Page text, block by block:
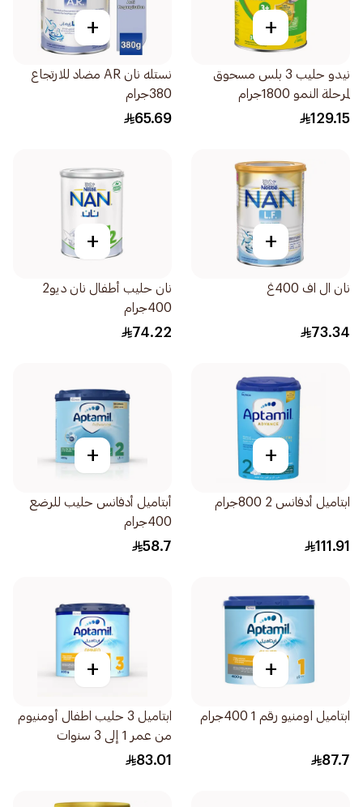
+
نيدو حليب 3 بلس مسحوق
لمرحلة النمو 1800جرام
129.15
+
نستله نان AR مضاد للارتجاع
380جرام
65.69
+
نان ال اف 400غ
73.34
+
نان حليب أطفال نان ديو2
400جرام
74.22
+
ابتاميل أدفانس 2 800جرام
111.91
+
أبتاميل أدفانس حليب للرضع
400جرام
58.7
+
ابتاميل اومنيو رقم 1 400جرام
87.7
+
ابتاميل 3 حليب اطفال أومنيوم
من عمر 1 إلى 3 سنوات
400جرام
83.01